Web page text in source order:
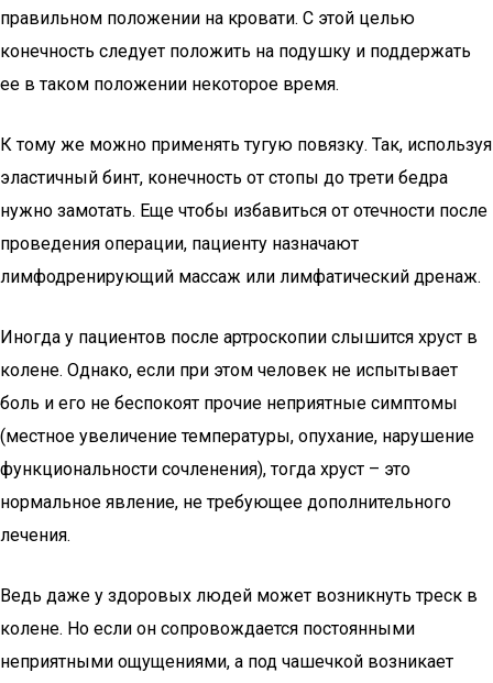
правильном положении на кровати. С этой целью
конечность следует положить на подушку и поддержать
ее в таком положении некоторое время.
К тому же можно применять тугую повязку. Так, используя
эластичный бинт, конечность от стопы до трети бедра
нужно замотать. Еще чтобы избавиться от отечности после
проведения операции, пациенту назначают
лимфодренирующий массаж или лимфатический дренаж.
Иногда у пациентов после артроскопии слышится хруст в
колене. Однако, если при этом человек не испытывает
боль и его не беспокоят прочие неприятные симптомы
(местное увеличение температуры, опухание, нарушение
функциональности сочленения), тогда хруст – это
нормальное явление, не требующее дополнительного
лечения.
Ведь даже у здоровых людей может возникнуть треск в
колене. Но если он сопровождается постоянными
неприятными ощущениями, а под чашечкой возникает